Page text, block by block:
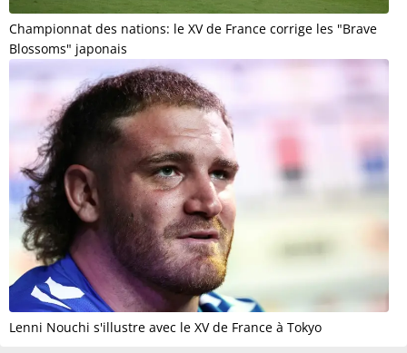
Championnat des nations: le XV de France corrige les "Brave
Blossoms" japonais
Lenni Nouchi s'illustre avec le XV de France à Tokyo